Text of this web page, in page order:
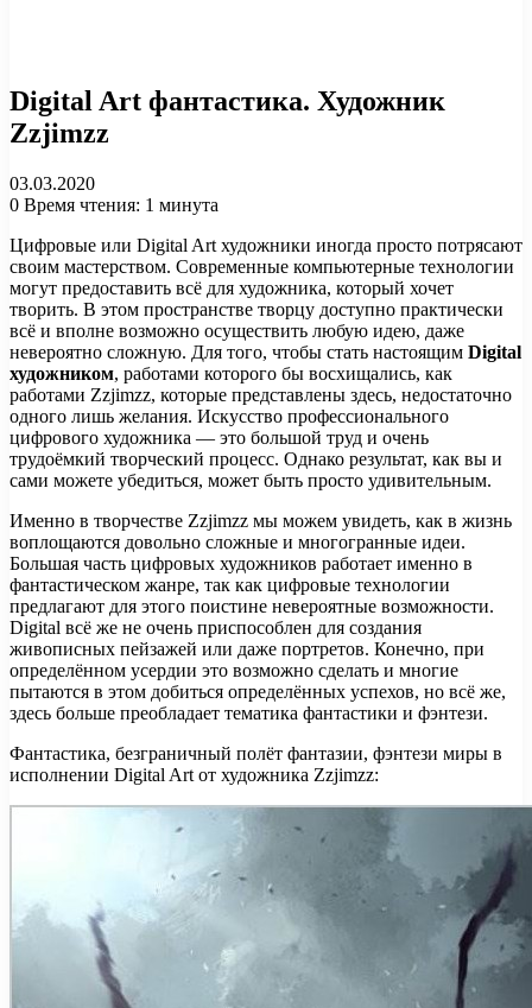
Digital Art фантастика. Художник
Zzjimzz
03.03.2020
0 Время чтения: 1 минута
Цифровые или Digital Art художники иногда просто потрясают
своим мастерством. Современные компьютерные технологии
могут предоставить всё для художника, который хочет
творить. В этом пространстве творцу доступно практически
всё и вполне возможно осуществить любую идею, даже
невероятно сложную. Для того, чтобы стать настоящим Digital
художником, работами которого бы восхищались, как
работами Zzjimzz, которые представлены здесь, недостаточно
одного лишь желания. Искусство профессионального
цифрового художника — это большой труд и очень
трудоёмкий творческий процесс. Однако результат, как вы и
сами можете убедиться, может быть просто удивительным.
Именно в творчестве Zzjimzz мы можем увидеть, как в жизнь
воплощаются довольно сложные и многогранные идеи.
Большая часть цифровых художников работает именно в
фантастическом жанре, так как цифровые технологии
предлагают для этого поистине невероятные возможности.
Digital всё же не очень приспособлен для создания
живописных пейзажей или даже портретов. Конечно, при
определённом усердии это возможно сделать и многие
пытаются в этом добиться определённых успехов, но всё же,
здесь больше преобладает тематика фантастики и фэнтези.
Фантастика, безграничный полёт фантазии, фэнтези миры в
исполнении Digital Art от художника Zzjimzz: